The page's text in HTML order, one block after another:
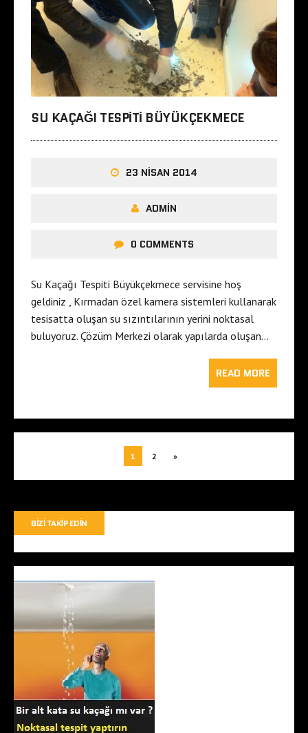
SU KAÇAĞI TESPITI BÜYÜKÇEKMECE
23 NISAN 2014
ADMIN
0 COMMENTS
Su Kaçağı Tespiti Büyükçekmece servisine hoş
geldiniz , Kırmadan özel kamera sistemleri kullanarak
tesisatta oluşan su sızıntılarının yerini noktasal
buluyoruz. Çözüm Merkezi olarak yapılarda oluşan…
READ MORE
1 2 »
BIZI TAKIP EDIN